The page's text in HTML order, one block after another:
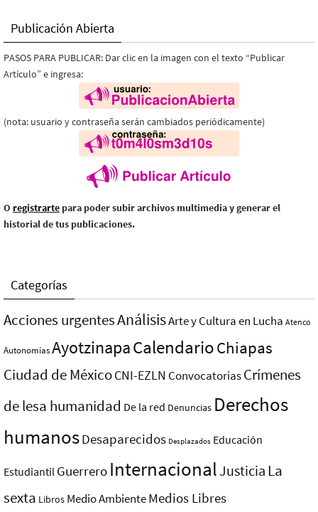
Publicación Abierta
PASOS PARA PUBLICAR: Dar clic en la imagen con el texto “Publicar
Artículo” e ingresa:
(nota: usuario y contraseña serán cambiados periódicamente)
O registrarte para poder subir archivos multimedia y generar el
historial de tus publicaciones.
Categorías
Acciones urgentesAnálisisArte y Cultura en Lucha Atenco
AutonomíasAyotzinapaCalendarioChiapas
Ciudad de MéxicoCNI-EZLN ConvocatoriasCrímenes
de lesa humanidad De la red Denuncias Derechos
humanosDesaparecidos Desplazados Educación
Estudiantil Guerrero InternacionalJusticia La
sexta Libros Medio AmbienteMedios Libres